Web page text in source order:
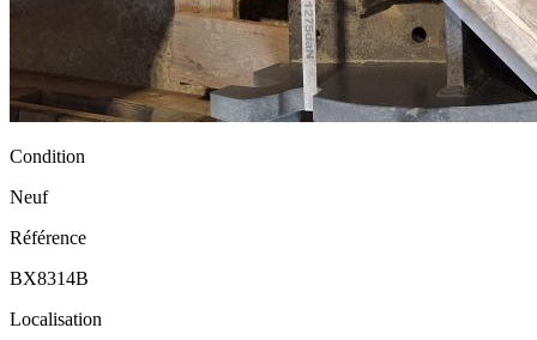
Condition
Neuf
Référence
BX8314B
Localisation